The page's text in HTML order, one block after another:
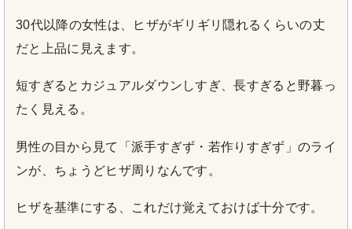
30代以降の女性は、ヒザがギリギリ隠れるくらいの丈
だと上品に見えます。
短すぎるとカジュアルダウンしすぎ、長すぎると野暮っ
たく見える。
男性の目から見て「派手すぎず・若作りすぎず」のライ
ンが、ちょうどヒザ周りなんです。
ヒザを基準にする、これだけ覚えておけば十分です。